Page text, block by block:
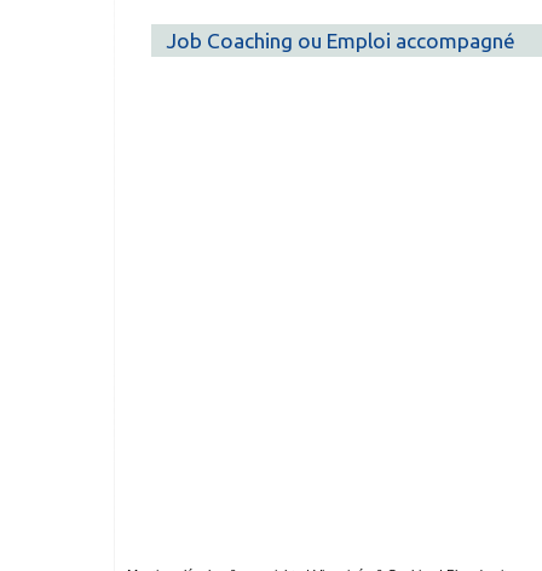
Job Coaching ou Emploi accompagné